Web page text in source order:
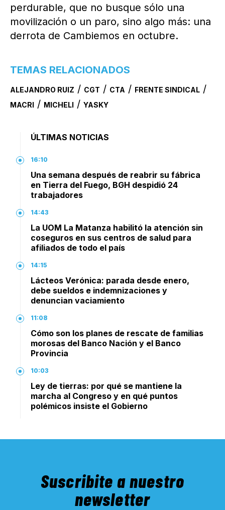
perdurable, que no busque sólo una
movilización o un paro, sino algo más: una
derrota de Cambiemos en octubre.
TEMAS RELACIONADOS
ALEJANDRO RUIZ / CGT / CTA / FRENTE SINDICAL /
MACRI / MICHELI / YASKY
ÚLTIMAS NOTICIAS
16:10
Una semana después de reabrir su fábrica
en Tierra del Fuego, BGH despidió 24
trabajadores
14:43
La UOM La Matanza habilitó la atención sin
coseguros en sus centros de salud para
afiliados de todo el país
14:15
Lácteos Verónica: parada desde enero,
debe sueldos e indemnizaciones y
denuncian vaciamiento
11:08
Cómo son los planes de rescate de familias
morosas del Banco Nación y el Banco
Provincia
10:03
Ley de tierras: por qué se mantiene la
marcha al Congreso y en qué puntos
polémicos insiste el Gobierno
Suscribite a nuestro
newsletter